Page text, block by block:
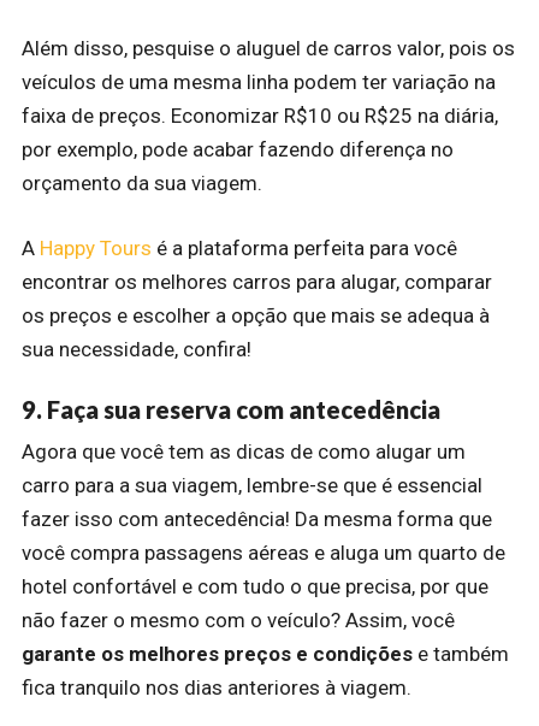
Além disso, pesquise o aluguel de carros valor, pois os
veículos de uma mesma linha podem ter variação na
faixa de preços. Economizar R$10 ou R$25 na diária,
por exemplo, pode acabar fazendo diferença no
orçamento da sua viagem.
A Happy Tours é a plataforma perfeita para você
encontrar os melhores carros para alugar, comparar
os preços e escolher a opção que mais se adequa à
sua necessidade, confira!
9. Faça sua reserva com antecedência
Agora que você tem as dicas de como alugar um
carro para a sua viagem, lembre-se que é essencial
fazer isso com antecedência! Da mesma forma que
você compra passagens aéreas e aluga um quarto de
hotel confortável e com tudo o que precisa, por que
não fazer o mesmo com o veículo? Assim, você
garante os melhores preços e condições e também
fica tranquilo nos dias anteriores à viagem.